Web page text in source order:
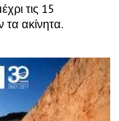
τις 15
ακίνητα.